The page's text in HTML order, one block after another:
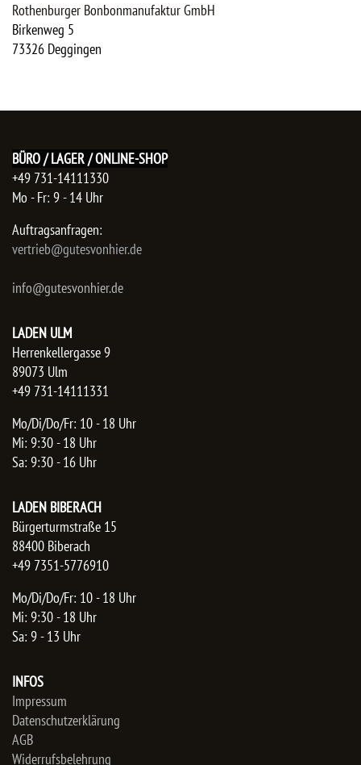
Rothenburger Bonbonmanufaktur GmbH
Birkenweg 5
73326 Deggingen
BÜRO / LAGER / ONLINE-SHOP
+49 731-14111330
Mo - Fr: 9 - 14 Uhr
Auftragsanfragen:
​vertrieb@gutesvonhier.de
info@gutesvonhier.de
LADEN ULM
Herrenkellergasse 9
89073 Ulm
+49 731-14111331
Mo/Di/Do/Fr: 10 - 18 Uhr
Mi: 9:30 - 18 Uhr
Sa: 9:30 - 16 Uhr
LADEN BIBERACH
Bürgerturmstraße 15
88400 Biberach
+49 7351-5776910
Mo/Di/Do/Fr: 10 - 18 Uhr
Mi: 9:30 - 18 Uhr
Sa: 9 - 13 Uhr
INFOS
Impressum
Datenschutzerklärung
AGB
Widerrufsbelehrung